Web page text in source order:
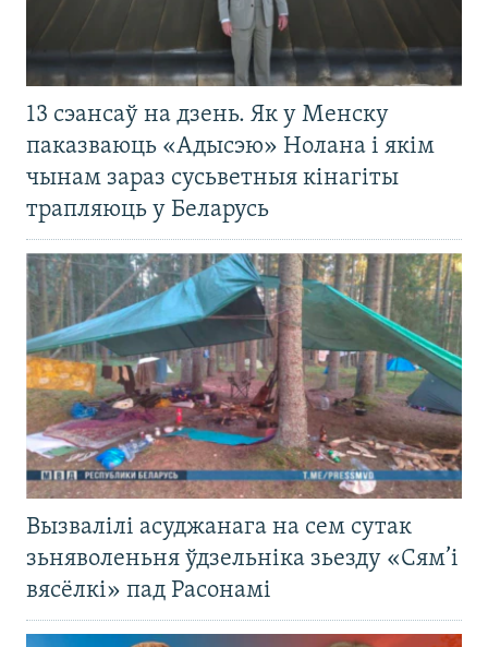
13 сэансаў на дзень. Як у Менску
паказваюць «Адысэю» Нолана і якім
чынам зараз сусьветныя кінагіты
трапляюць у Беларусь
Вызвалілі асуджанага на сем сутак
зьняволеньня ўдзельніка зьезду «Сям’і
вясёлкі» пад Расонамі